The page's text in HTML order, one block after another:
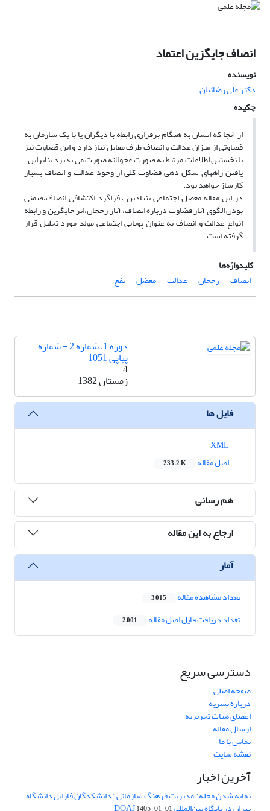
انصاف جایگزین اعتماد
نویسنده
دکتر علی رضائیان
چکیده
از آنجا که انسان به هنگام برقراری رابطه با دیگران یا با یک سازمان به
قضاوتی از میزان عدالت و انصاف طرف مقابل نیاز دارد و این قضاوت نیز
با نخستین اطلاعات مرتبط به صورت عجولانه صورت می پذیرد بنابراین ،
یافتن راههای شکل دهی قضاوت کلی از وجود عدالت و انصاف بسیار
کارساز خواهد بود.
در این مقاله معضل اجتماعی بنیادین ، فراگرد اکتشافی انصاف،ضمنی
بودن الگوی آثار قضاوت درباره انصاف، آثار رجحان،اثر جایگزین و رابطه
انواع عدالت و انصاف به عنوان پویایی اجتماعی مولد مورد تحلیل قرار
گرفته است .
کلیدواژه‌ها
انصاف
رجحان عدالت معضل نفع
دوره 1، شماره 2 - شماره
پیاپی 1051
4
زمستان 1382
فایل ها
اصل مقاله
233.2 K
هم رسانی
ارجاع به این مقاله
آمار
تعداد مشاهده مقاله 3,015
تعداد دریافت فایل اصل مقاله 2,001
دسترسی سریع
صفحه اصلی
درباره نشریه
اعضای هیات تحریریه
ارسال مقاله
تماس با ما
نقشه سایت
آخرین اخبار
نمایه شدن مجله" مدیریت فرهنگ سازمانی" دانشکدگان فارابی دانشگاه